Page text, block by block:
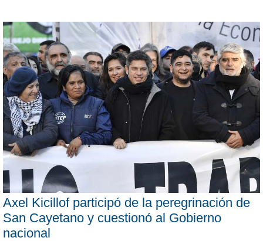
Axel Kicillof participó de la peregrinación de
San Cayetano y cuestionó al Gobierno
nacional